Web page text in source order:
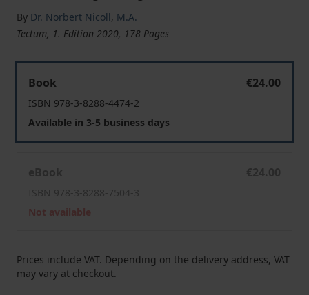
By Dr. Norbert Nicoll, M.A.
Tectum, 1. Edition 2020, 178 Pages
Book
€24.00
ISBN 978-3-8288-4474-2
Available in 3-5 business days
eBook
€24.00
ISBN 978-3-8288-7504-3
Not available
Prices include VAT. Depending on the delivery address, VAT
may vary at checkout.